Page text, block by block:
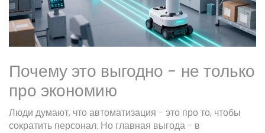
Почему это выгодно - не только
про экономию
Люди думают, что автоматизация - это про то, чтобы
сократить персонал. Но главная выгода - в